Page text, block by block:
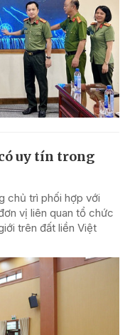
uy tín trong
chủ trì phối hợp với
vị liên quan tổ chức
trên đất liền Việt